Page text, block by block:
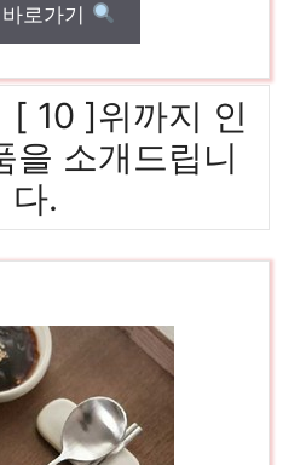
로가기
10 ]위까지 인
을 소개드립니
다.